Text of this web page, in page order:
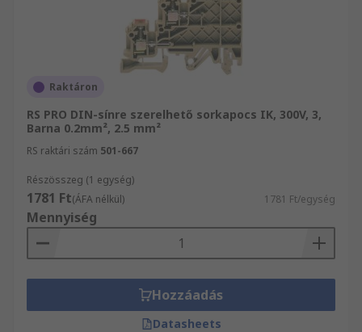
Raktáron
RS PRO DIN-sínre szerelhető sorkapocs IK, 300V, 3,
Barna 0.2mm², 2.5 mm²
RS raktári szám 501-667
Részösszeg (1 egység)
1781 Ft(ÁFA nélkül) 1781 Ft/egység
Mennyiség
Hozzáadás
Datasheets